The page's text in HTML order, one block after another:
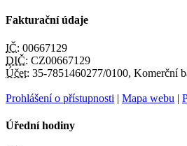
Fakturační údaje
IČ: 00667129
DIČ: CZ00667129
Účet: 35-7851460277/0100, Komerční
Prohlášení o přístupnosti | Mapa webu |
Úřední hodiny